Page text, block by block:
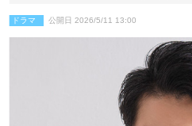
ドラマ 公開日 2026/5/11 13:00